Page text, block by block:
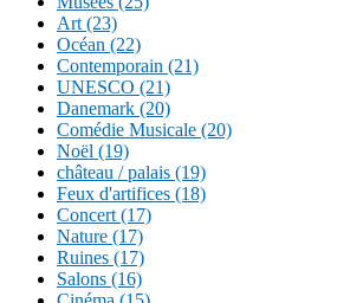
Art (23)
Océan (22)
Contemporain (21)
UNESCO (21)
Danemark (20)
Comédie Musicale (20)
Noël (19)
château / palais (19)
Feux d'artifices (18)
Concert (17)
Nature (17)
Ruines (17)
Salons (16)